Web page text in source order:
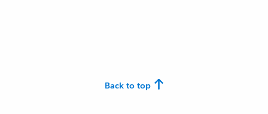
Back to top